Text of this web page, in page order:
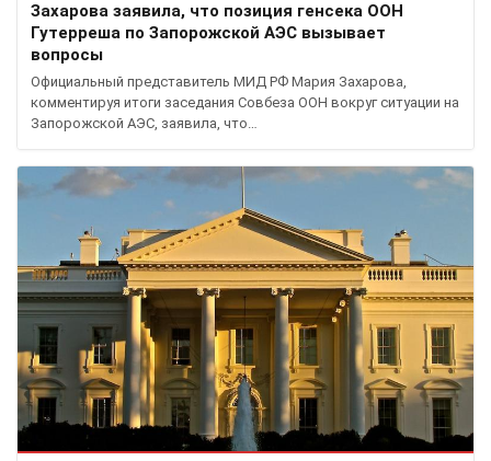
Захарова заявила, что позиция генсека ООН
Гутерреша по Запорожской АЭС вызывает
вопросы
Официальный представитель МИД РФ Мария Захарова,
комментируя итоги заседания Совбеза ООН вокруг ситуации на
Запорожской АЭС, заявила, что…